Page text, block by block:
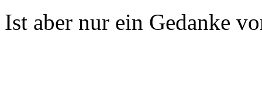
Ist aber nur ein Gedanke